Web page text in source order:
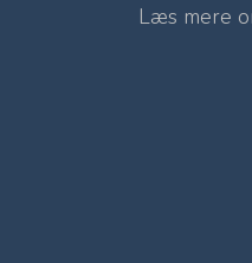
Læs mere